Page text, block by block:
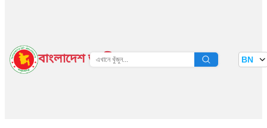
বাংলাদেশ জাতীয় তথ্য বাতায়ন BN